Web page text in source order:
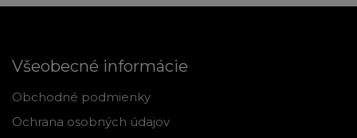
Všeobecné informácie
Obchodné podmienky
Ochrana osobných údajov